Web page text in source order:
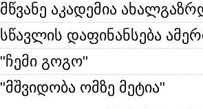
მწვანე აკადემია
სწავლის დაფინანსება
"ჩემი გოგო"
"მშვიდობა ომზე მეტია"